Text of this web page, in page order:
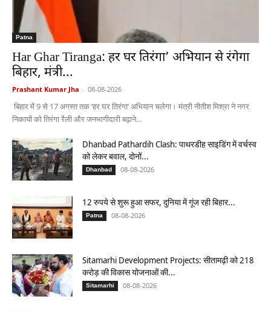
Patna
Har Ghar Tiranga: हर घर तिरंगा’ अभियान से रंगेगा
बिहार, मंत्री...
Prashant Kumar Jha - 08-08-2026
बिहार में 9 से 17 अगस्त तक ‘हर घर तिरंगा’ अभियान चलेगा। मंत्री नीतीश मिश्रा ने नगर
निकायों को तिरंगा रैली और जनभागीदारी बढ़ाने...
Dhanbad Pathardih Clash: पाथरडीह साइडिंग में वर्चस्व
को लेकर बवाल, दोनों...
Dhanbad 08-08-2026
12 रुपये से शुरू हुआ सफर, दुनिया में गूंज रही बिहार...
Patna 08-08-2026
Sitamarhi Development Projects: सीतामढ़ी को 218
करोड़ की विकास योजनाओं की...
Sitamarhi 08-08-2026